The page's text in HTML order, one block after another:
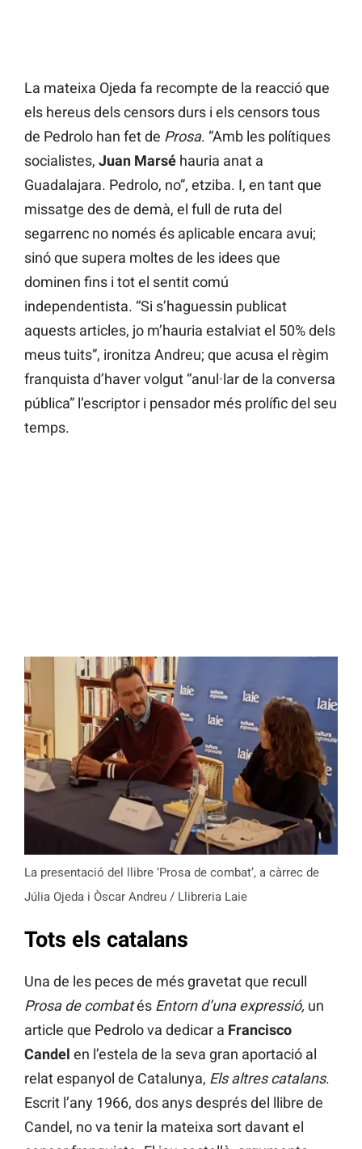
La mateixa Ojeda fa recompte de la reacció que
els hereus dels censors durs i els censors tous
de Pedrolo han fet de Prosa. “Amb les polítiques
socialistes, Juan Marsé hauria anat a
Guadalajara. Pedrolo, no”, etziba. I, en tant que
missatge des de demà, el full de ruta del
segarrenc no només és aplicable encara avui;
sinó que supera moltes de les idees que
dominen fins i tot el sentit comú
independentista. “Si s’haguessin publicat
aquests articles, jo m’hauria estalviat el 50% dels
meus tuits”, ironitza Andreu; que acusa el règim
franquista d’haver volgut “anul·lar de la conversa
pública” l’escriptor i pensador més prolífic del seu
temps.
La presentació del llibre ‘Prosa de combat’, a càrrec de
Júlia Ojeda i Òscar Andreu / Llibreria Laie
Tots els catalans
Una de les peces de més gravetat que recull
Prosa de combatés Entorn d’una expressió, un
article que Pedrolo va dedicar a Francisco
Candel en l’estela de la seva gran aportació al
relat espanyol de Catalunya, Els altres catalans.
Escrit l’any 1966, dos anys després del llibre de
Candel, no va tenir la mateixa sort davant el